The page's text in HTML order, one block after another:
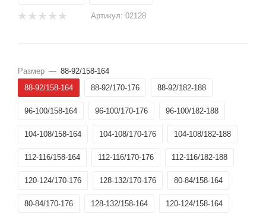
Артикул: 02128
Размер — 88-92/158-164
88-92/158-164
88-92/170-176 88-92/182-188
96-100/158-164 96-100/170-176 96-100/182-188
104-108/158-164 104-108/170-176 104-108/182-188
112-116/158-164 112-116/170-176 112-116/182-188
120-124/170-176 128-132/170-176 80-84/158-164
80-84/170-176 128-132/158-164 120-124/158-164